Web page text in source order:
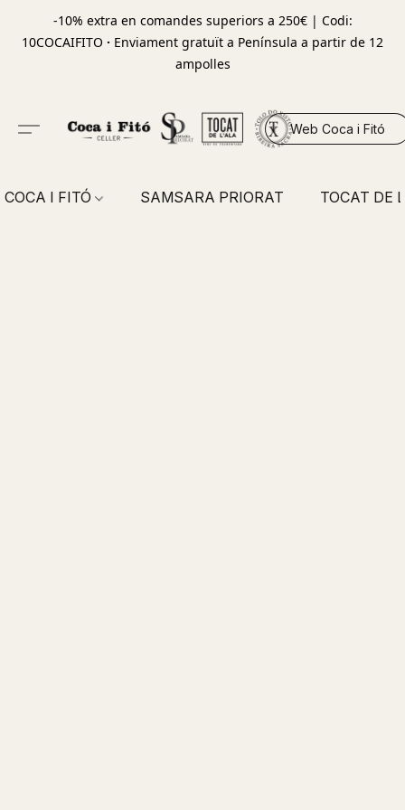
-10% extra en comandes superiors a 250€ | Codi:
10COCAIFITO · Enviament gratuït a Península a partir de 12
ampolles
Web Coca i Fitó
COCA I FITÓ SAMSARA PRIORAT TOCAT DE